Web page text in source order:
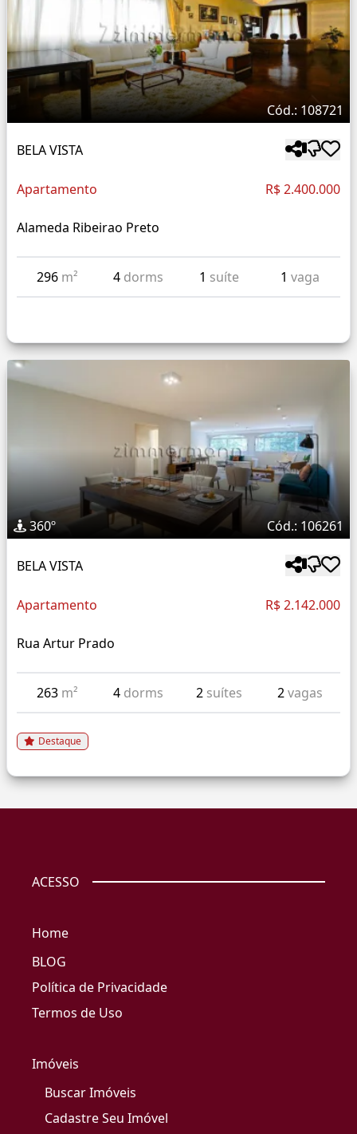
Cód.: 108721
BELA VISTA
Apartamento R$ 2.400.000
Alameda Ribeirao Preto
296 m² 4 dorms 1 suíte 1 vaga
360º Cód.: 106261
BELA VISTA
Apartamento R$ 2.142.000
Rua Artur Prado
263 m² 4 dorms 2 suítes 2vagas
Destaque
ACESSO
Home
BLOG
Política de Privacidade
Termos de Uso
Imóveis
Buscar Imóveis
Cadastre Seu Imóvel